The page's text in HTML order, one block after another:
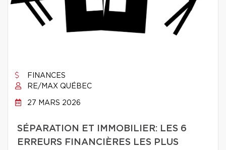
FINANCES
RE/MAX QUÉBEC
27 MARS 2026
SÉPARATION ET IMMOBILIER: LES 6
ERREURS FINANCIÈRES LES PLUS